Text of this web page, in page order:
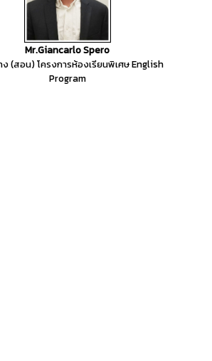
Mr.Giancarlo Spero
ง (สอน) โครงการห้องเรียนพิเศษ English
Program